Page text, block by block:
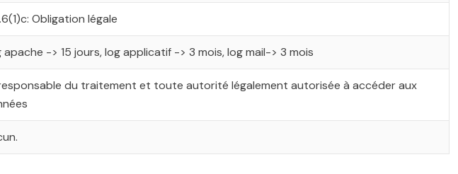
Obligation légale
apache -> 15 jours, log applicatif -> 3 mois, log mail-> 3 mois
du traitement et toute autorité légalement autorisée à accéder aux